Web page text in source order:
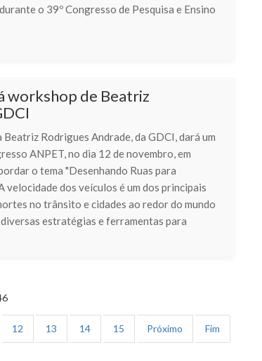
o 39º Congresso de Pesquisa e Ensino
workshop de Beatriz
Rodrigues Andrade, da GDCI, dará um
ANPET, no dia 12 de novembro, em
o tema "Desenhando Ruas para
velocidade dos veículos é um dos principais
no trânsito e cidades ao redor do mundo
estratégias e ferramentas para
12 13 14 15 Próximo Fim